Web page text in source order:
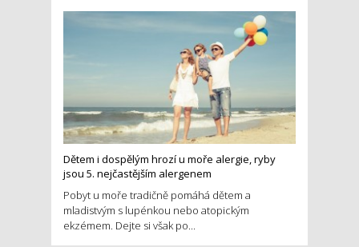
Dětem i dospělým hrozí u moře alergie, ryby
jsou 5. nejčastějším alergenem
Pobyt u moře tradičně pomáhá dětem a
mladistvým s lupénkou nebo atopickým
ekzémem. Dejte si však po...